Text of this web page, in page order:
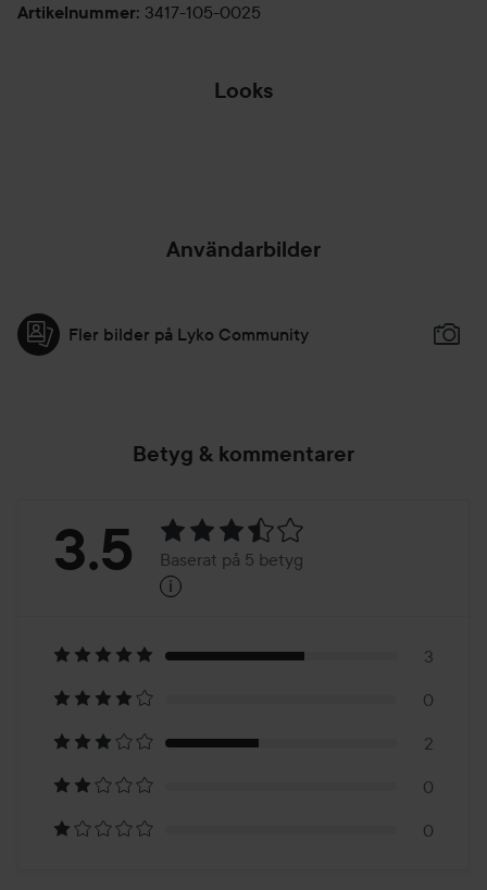
Artikelnummer: 3417-105-0025
Looks
Användarbilder
Fler bilder på Lyko Community
Betyg & kommentarer
Betyg:
Baserat
på
5
betyg
3.5 Baserat på 5 betyg
i
3
0
2
0
0